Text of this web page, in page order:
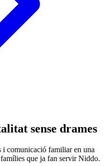
sense drames
i comunicació familiar en una
que ja fan servir Niddo.